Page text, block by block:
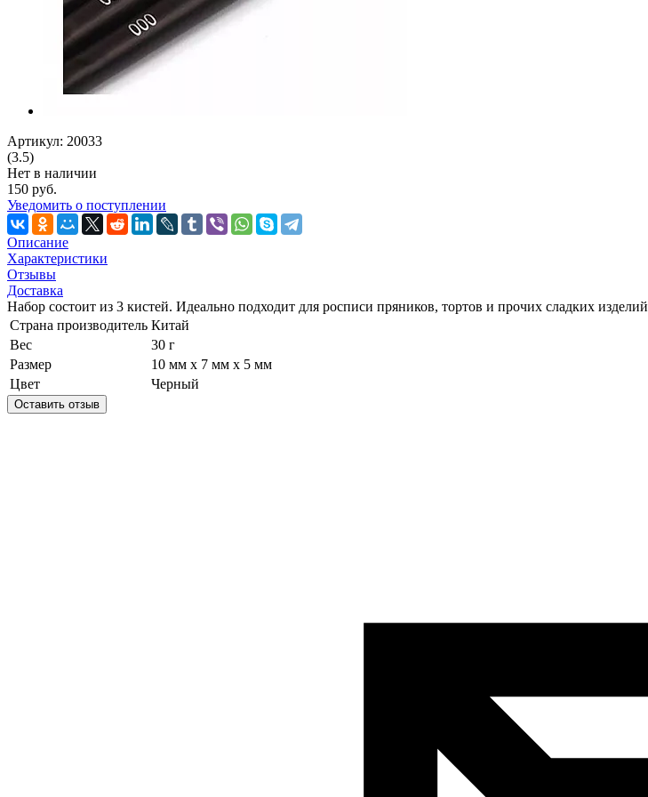
Артикул: 20033
(3.5)
Нет в наличии
150 руб.
Уведомить о поступлении
Описание
Характеристики
Отзывы
Доставка
Набор состоит из 3 кистей. Идеально подходит для росписи пряников, тортов и прочих сладких изделий
Страна производитель Китай
Вес
30 г
Размер
10 мм х 7 мм х 5 мм
Цвет
Черный
Оставить отзыв